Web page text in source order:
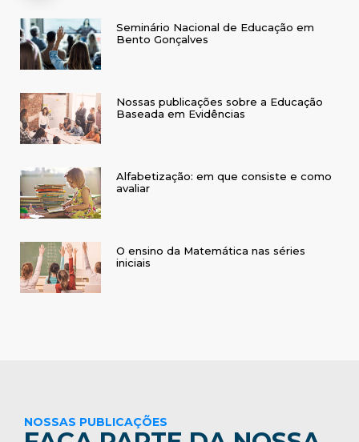
Seminário Nacional de Educação em
Bento Gonçalves
Nossas publicações sobre a Educação
Baseada em Evidências
Alfabetização: em que consiste e como
avaliar
O ensino da Matemática nas séries
iniciais
NOSSAS PUBLICAÇÕES